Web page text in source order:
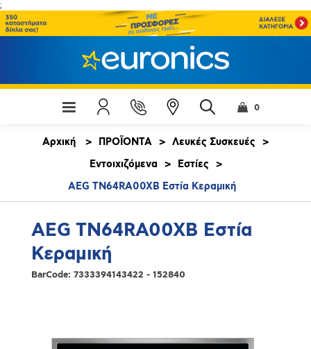
;
0
Αρχική > ΠΡΟΪΟΝΤΑ > Λευκές Συσκευές
>
Εντοιχιζόμενα
> Εστίες
>
AEG TN64RA00XB Εστία Κεραμική
AEG TN64RA00XB Εστία
Κεραμική
BarCode: 7333394143422 - 152840